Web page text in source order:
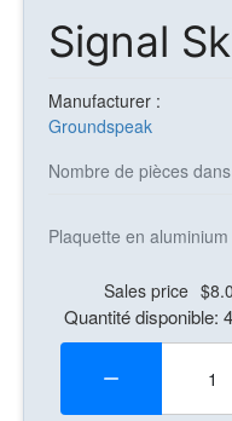
Signal
Manufacturer :
Groundspeak
Nombre de pièces
Plaquette en
Sales price
Quantité disponible: 4
Quantité: